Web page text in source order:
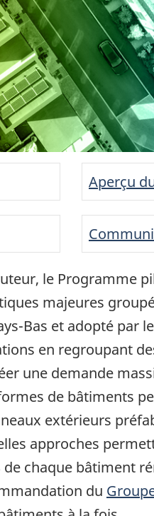
Aperçu
le Programme
majeures
Bas et adopté par
en regroupant
une demande
de bâtiments
extérieurs
approches
chaque bâtiment
du